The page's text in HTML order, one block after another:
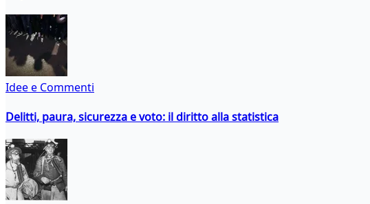
Idee e Commenti
Delitti, paura, sicurezza e voto: il diritto alla statistica